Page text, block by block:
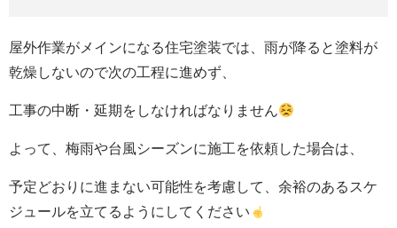
屋外作業がメインになる住宅塗装では、雨が降ると塗料が
乾燥しないので次の工程に進めず、
工事の中断・延期をしなければなりません
よって、梅雨や台風シーズンに施工を依頼した場合は、
予定どおりに進まない可能性を考慮して、余裕のあるスケ
ジュールを立てるようにしてください